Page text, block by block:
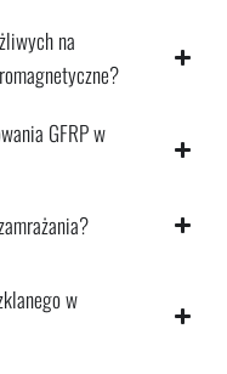
na
GFRP w
w